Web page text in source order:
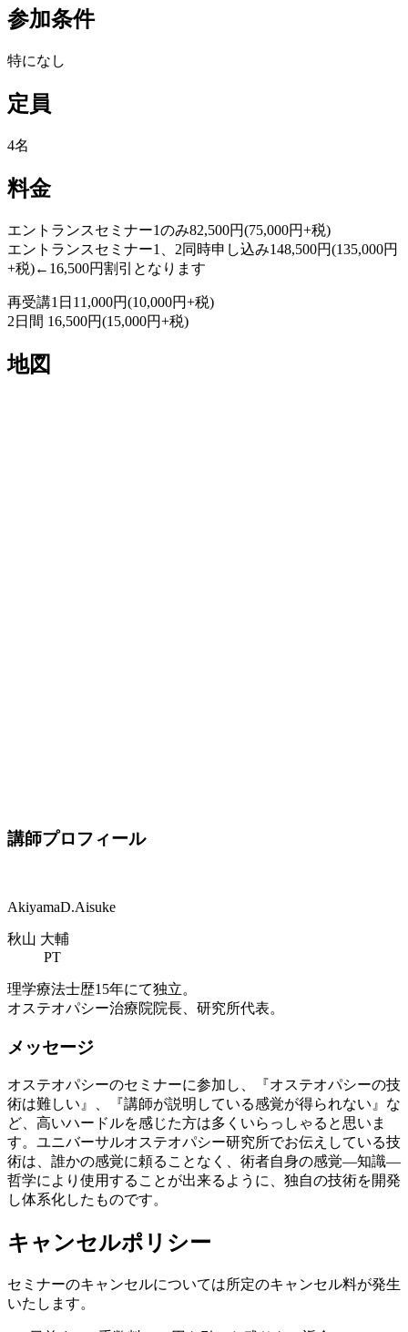
参加条件
特になし
定員
4名
料金
エントランスセミナー1のみ82,500円(75,000円+税)
エントランスセミナー1、2同時申し込み148,500円(135,000円
+税)←16,500円割引となります
再受講1日11,000円(10,000円+税)
2日間 16,500円(15,000円+税)
地図
講師プロフィール
AkiyamaD.Aisuke
秋山 大輔
PT
理学療法士歴15年にて独立。
オステオパシー治療院院長、研究所代表。
メッセージ
オステオパシーのセミナーに参加し、『オステオパシーの技
術は難しい』、『講師が説明している感覚が得られない』な
ど、高いハードルを感じた方は多くいらっしゃると思いま
す。ユニバーサルオステオパシー研究所でお伝えしている技
術は、誰かの感覚に頼ることなく、術者自身の感覚―知識―
哲学により使用することが出来るように、独自の技術を開発
し体系化したものです。
キャンセルポリシー
セミナーのキャンセルについては所定のキャンセル料が発生
いたします。